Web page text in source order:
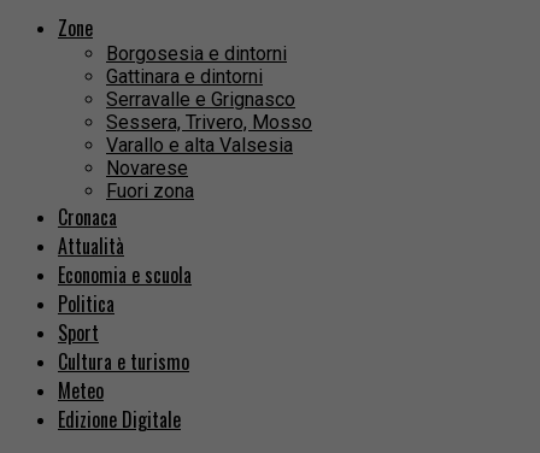
Zone
Borgosesia e dintorni
Gattinara e dintorni
Serravalle e Grignasco
Sessera, Trivero, Mosso
Varallo e alta Valsesia
Novarese
Fuori zona
Cronaca
Attualità
Economia e scuola
Politica
Sport
Cultura e turismo
Meteo
Edizione Digitale